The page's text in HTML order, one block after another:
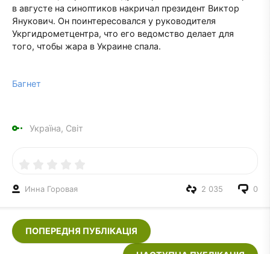
в августе на синоптиков накричал президент Виктор
Янукович. Он поинтересовался у руководителя
Укргидрометцентра, что его ведомство делает для
того, чтобы жара в Украине спала.
Багнет
Україна, Світ
Инна Горовая 0
2 035
ПОПЕРЕДНЯ ПУБЛІКАЦІЯ